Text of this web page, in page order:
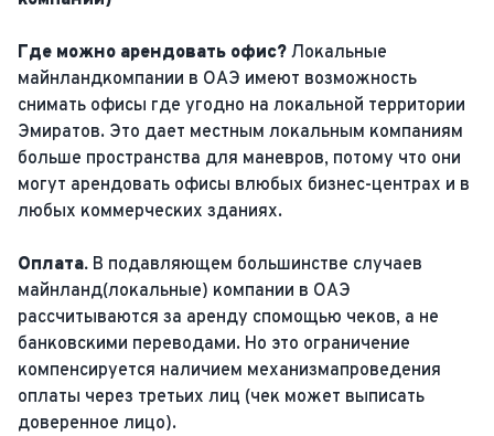
Где можно арендовать офис? Локальные
майнландкомпании в ОАЭ имеют возможность
снимать офисы где угодно на локальной территории
Эмиратов. Это дает местным локальным компаниям
больше пространства для маневров, потому что они
могут арендовать офисы влюбых бизнес-центрах и в
любых коммерческих зданиях.
Оплата. В подавляющем большинстве случаев
майнланд(локальные) компании в ОАЭ
рассчитываются за аренду спомощью чеков, а не
банковскими переводами. Но это ограничение
компенсируется наличием механизмапроведения
оплаты через третьих лиц (чек может выписать
доверенное лицо).